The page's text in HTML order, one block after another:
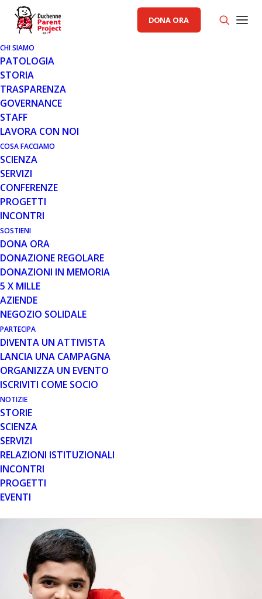
DONA ORA
CHI SIAMO
PATOLOGIA
STORIA
TRASPARENZA
GOVERNANCE
STAFF
LAVORA CON NOI
COSA FACCIAMO
SCIENZA
SERVIZI
CONFERENZE
PROGETTI
INCONTRI
SOSTIENI
DONA ORA
DONAZIONE REGOLARE
DONAZIONI IN MEMORIA
5 X MILLE
AZIENDE
NEGOZIO SOLIDALE
PARTECIPA
DIVENTA UN ATTIVISTA
LANCIA UNA CAMPAGNA
ORGANIZZA UN EVENTO
ISCRIVITI COME SOCIO
NOTIZIE
STORIE
SCIENZA
SERVIZI
RELAZIONI ISTITUZIONALI
INCONTRI
PROGETTI
EVENTI
ANATOMIA DI UN DIRITTO: IL
DIRITTO ALLA SALUTE NELLE
PATOLOGIE NEUROMUSCOLARI
Il diritto alla salute rappresenta uno dei diritti
fondamentali della persona umana ed è riconosciuto a
livello internazionale, europeo e…
ANATOMIA DI UN DIRITTO
Non è stato trovato nulla.